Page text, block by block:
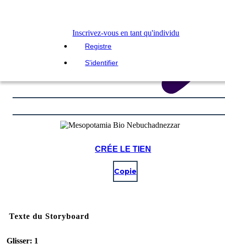
Inscrivez-vous en tant qu'individu
Registre
S'identifier
CRÉE LE TIEN
Copie
Texte du Storyboard
Glisser: 1